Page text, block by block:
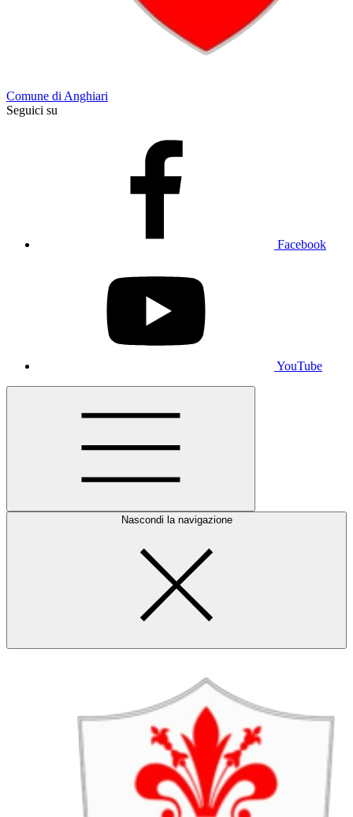
Comune di Anghiari
Seguici su
Facebook
YouTube
Nascondi la navigazione